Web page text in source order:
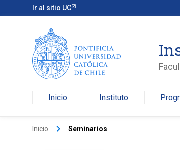
Ir al sitio UC
Inicio Instituto
Inicio keyboard_arrow_right Seminarios